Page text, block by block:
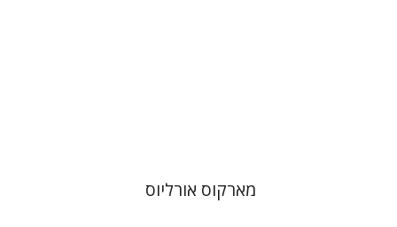
מארקוס אורליוס